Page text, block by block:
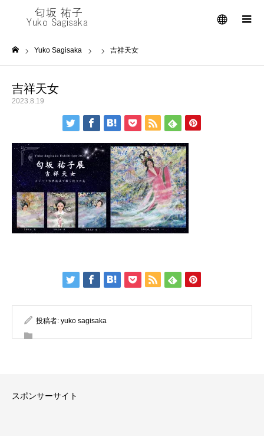
メニュー
Yuko Sagisaka 吉祥天女
吉祥天女
2023.8.19
投稿者: yuko sagisaka
スポンサーサイト